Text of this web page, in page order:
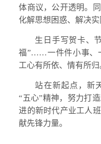
体商议，公开透明。
化解思想困惑、解决实
生日手写贺卡、
福”……一件件小事、
工心有所依、情有所归
站在新起点，新
“五心”精神，努力打
进的新时代产业工人
献先锋力量。